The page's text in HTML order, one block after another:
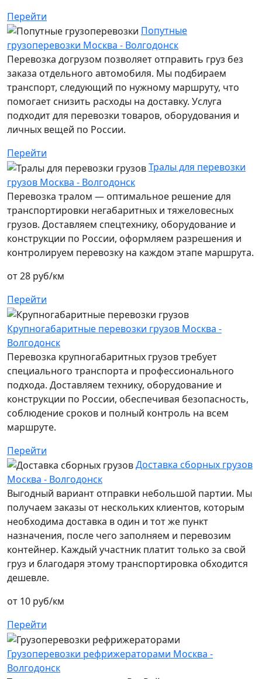
Перейти
Попутные
грузоперевозки Москва - Волгодонск
Перевозка догрузом позволяет отправить груз без
заказа отдельного автомобиля. Мы подбираем
транспорт, следующий по нужному маршруту, что
помогает снизить расходы на доставку. Услуга
подходит для перевозки товаров, оборудования и
личных вещей по России.
Перейти
Тралы для перевозки
грузов Москва - Волгодонск
Перевозка тралом — оптимальное решение для
транспортировки негабаритных и тяжеловесных
грузов. Доставляем спецтехнику, оборудование и
конструкции по России, оформляем разрешения и
контролируем перевозку на каждом этапе маршрута.
от 28 руб/км
Перейти
Крупногабаритные перевозки грузов Москва -
Волгодонск
Перевозка крупногабаритных грузов требует
специального транспорта и профессионального
подхода. Доставляем технику, оборудование и
конструкции по России, обеспечивая безопасность,
соблюдение сроков и полный контроль на всем
маршруте.
Перейти
Доставка сборных грузов
Москва - Волгодонск
Выгодный вариант отправки небольшой партии. Мы
получаем заказы от нескольких клиентов, которым
необходима доставка в один и тот же пункт
назначения, после чего заполняем и перевозим
контейнер. Каждый участник платит только за свой
груз и благодаря этому транспортировка обходится
дешевле.
от 10 руб/км
Перейти
Грузоперевозки рефрижераторами Москва -
Волгодонск